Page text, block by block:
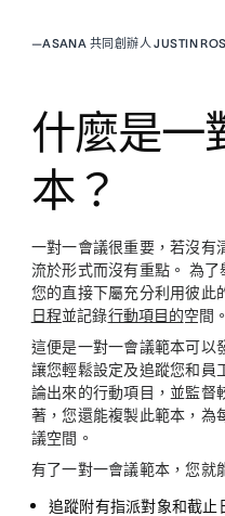
—ASANA 共同創辦人 JUSTIN
什麼是一
本？
一對一會議很重要，若沒有
流於形式而沒有重點。 為
您的直接下屬充分利用彼此
日程並記錄行動項目的空間。
這便是一對一會議範本可以
讓您輕鬆設定及追蹤您和員
論出來的行動項目，並監督
著，您還能複製此範本，為
議空間。
有了一對一會議範本，您就
追蹤附有指派對象和截止